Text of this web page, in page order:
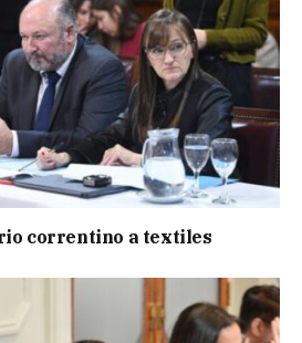
correntino a textiles